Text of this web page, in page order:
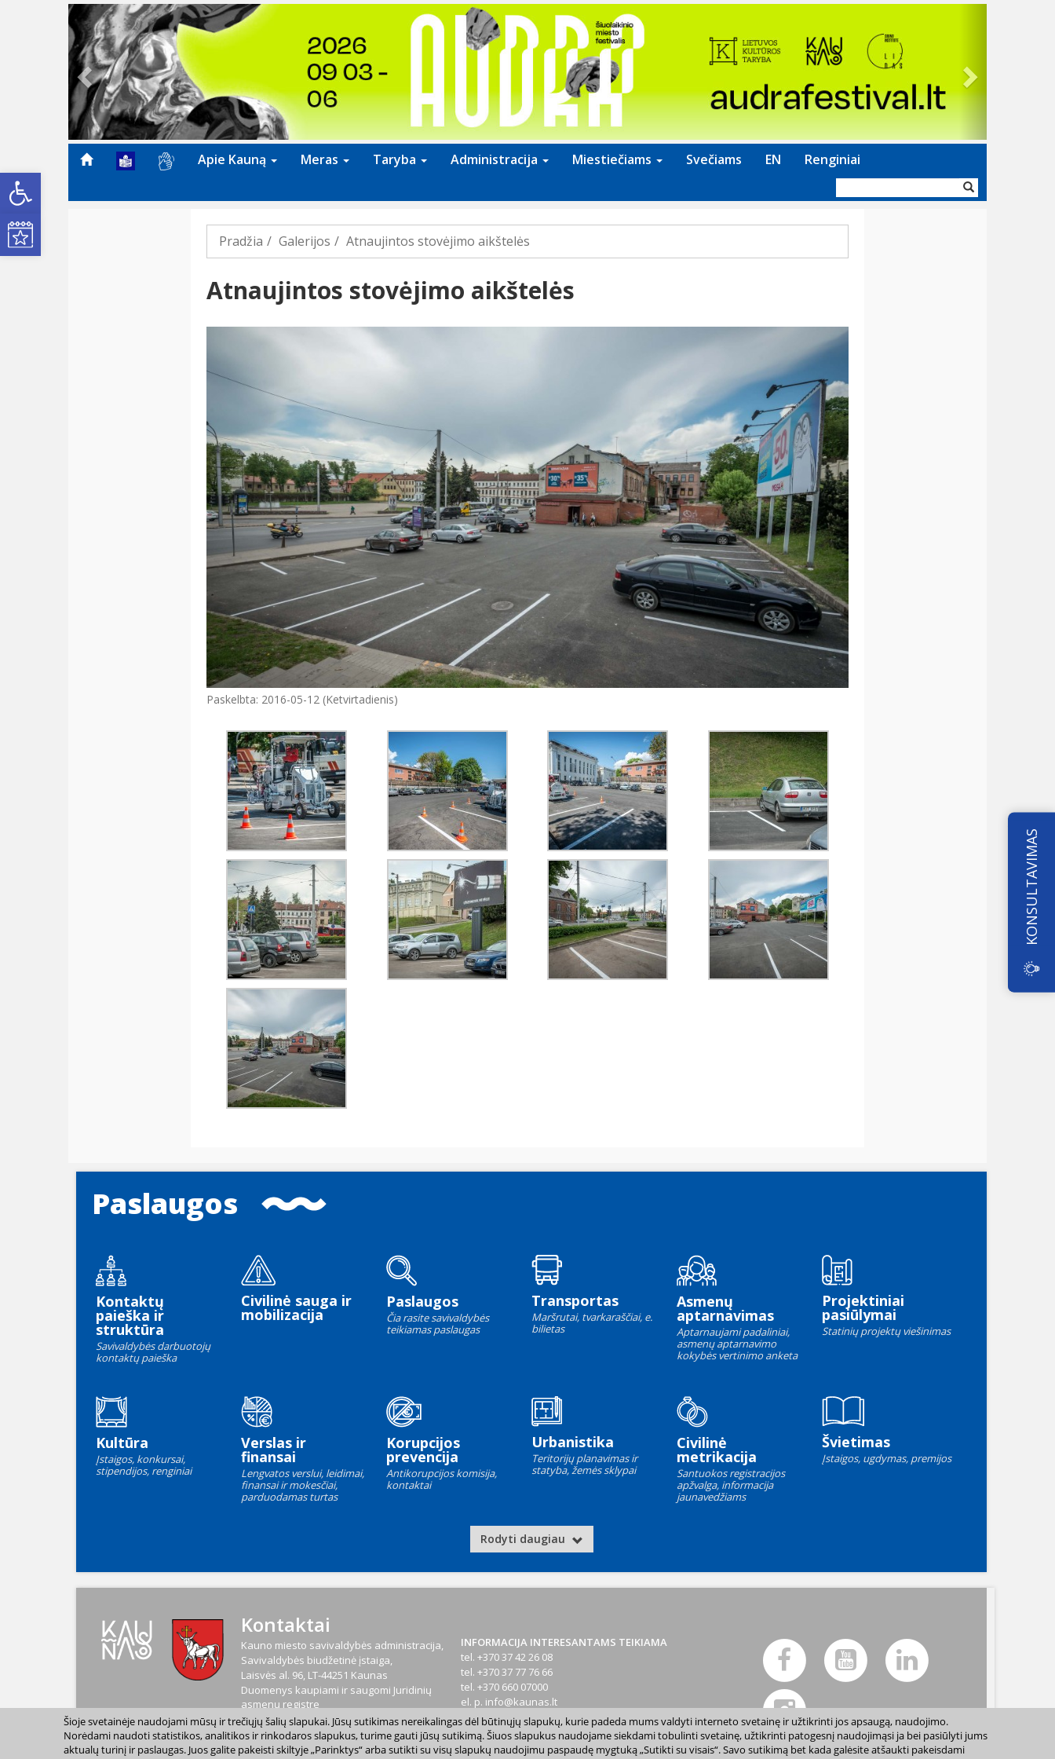
Open toolbar
Kultūros renginiai
Previous
Apie Kauną Meras Taryba Administracija Miestiečiams Svečiams EN Renginiai
forma
Pradžia Galerijos Atnaujintos stovėjimo aikštelės
Atnaujintos stovėjimo aikštelės
Paskelbta: 2016-05-12 (Ketvirtadienis)
Paslaugos
Kontaktų
paieška ir
struktūra
Savivaldybės darbuotojų
kontaktų paieška
Civilinė sauga ir
mobilizacija
Paslaugos
Čia rasite savivaldybės
teikiamas paslaugas
Transportas
Maršrutai, tvarkaraščiai, e.
bilietas
Asmenų
aptarnavimas
Aptarnaujami padaliniai,
asmenų aptarnavimo
kokybės vertinimo anketa
Projektiniai
pasiūlymai
Statinių projektų viešinimas
Kultūra
Įstaigos, konkursai,
stipendijos, renginiai
Verslas ir
finansai
Lengvatos verslui, leidimai,
finansai ir mokesčiai,
parduodamas turtas
Korupcijos
prevencija
Antikorupcijos komisija,
kontaktai
Urbanistika
Teritorijų planavimas ir
statyba, žemės sklypai
Civilinė
metrikacija
Santuokos registracijos
apžvalga, informacija
jaunavedžiams
Švietimas
Įstaigos, ugdymas, premijos
Rodyti daugiau
Kontaktai
Kauno miesto savivaldybės administracija,
Savivaldybės biudžetinė įstaiga,
Laisvės al. 96, LT-44251 Kaunas
Duomenys kaupiami ir saugomi Juridinių
asmenų registre
Kodas188764867
PVM mokėtojo kodasLT 887648610
INFORMACIJA INTERESANTAMS TEIKIAMA
tel. +370 37 42 26 08
tel. +370 37 77 76 66
tel. +370 660 07000
el. p. info@kaunas.lt
Šioje svetainėje naudojami mūsų ir trečiųjų šalių slapukai. Jūsų sutikimas nereikalingas dėl būtinųjų slapukų, kurie padeda mums valdyti interneto svetainę ir užtikrinti jos apsaugą, naudojimo.
Norėdami naudoti statistikos, analitikos ir rinkodaros slapukus, turime gauti jūsų sutikimą. Šiuos slapukus naudojame siekdami tobulinti svetainę, užtikrinti patogesnį naudojimąsi ja bei pasiūlyti jums
aktualų turinį ir paslaugas. Juos galite pakeisti skiltyje „Parinktys“ arba sutikti su visų slapukų naudojimu paspaudę mygtuką „Sutikti su visais“. Savo sutikimą bet kada galėsite atšaukti pakeisdami
KONSULTAVIMAS